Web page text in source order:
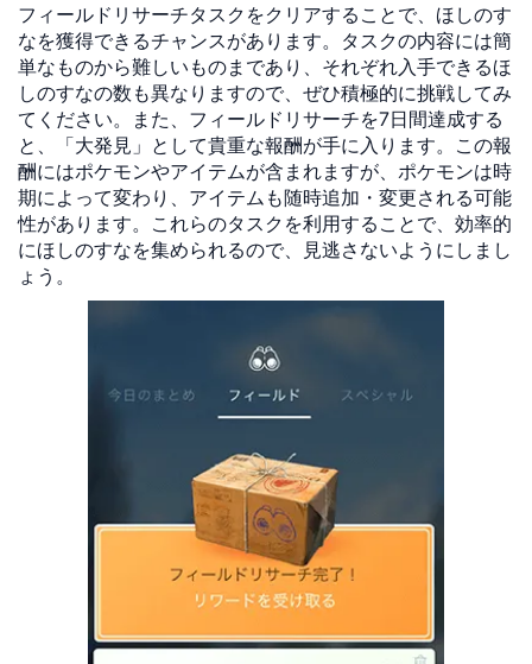
フィールドリサーチタスクをクリアすることで、ほしのす
なを獲得できるチャンスがあります。タスクの内容には簡
単なものから難しいものまであり、それぞれ入手できるほ
しのすなの数も異なりますので、ぜひ積極的に挑戦してみ
てください。また、フィールドリサーチを7日間達成する
と、「大発見」として貴重な報酬が手に入ります。この報
酬にはポケモンやアイテムが含まれますが、ポケモンは時
期によって変わり、アイテムも随時追加・変更される可能
性があります。これらのタスクを利用することで、効率的
にほしのすなを集められるので、見逃さないようにしまし
ょう。